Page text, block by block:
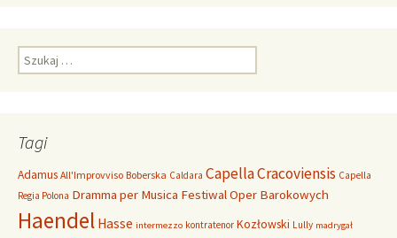
z
Tagi
Adamus All'Improvviso Boberska Caldara Capella Cracoviensis Capella
Regia Polona Dramma per Musica Festiwal Oper Barokowych
Haendel Hasse intermezzo kontratenor Kozłowski Lully madrygał